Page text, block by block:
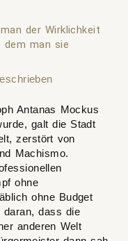
der Wirklichkeit
dem man sie
Antanas Mockus
galt die Stadt
zerstört von
Machismo.
ohne
ohne Budget
daran, dass die
anderen Welt